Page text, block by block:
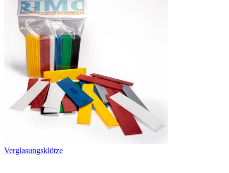
Verglasungsklötze